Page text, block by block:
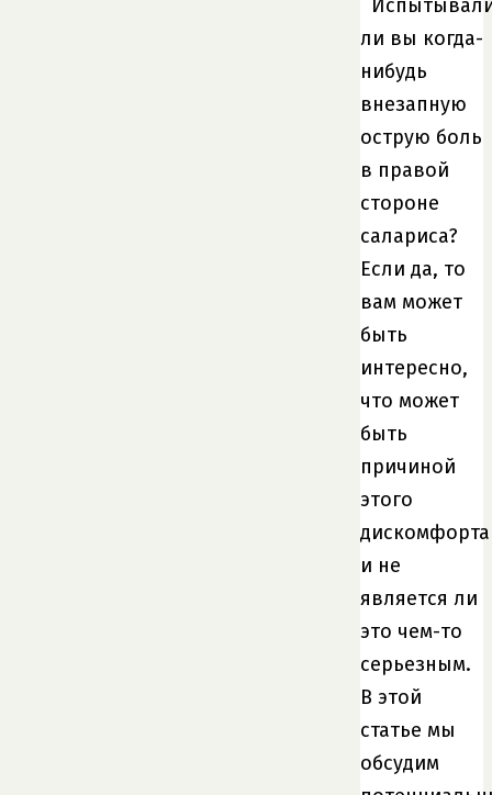
ли вы когда-
нибудь
внезапную
острую боль
в правой
стороне
салариса?
Если да, то
вам может
быть
интересно,
что может
быть
причиной
этого
дискомфорта
и не
является ли
это чем-то
серьезным.
В этой
статье мы
обсудим